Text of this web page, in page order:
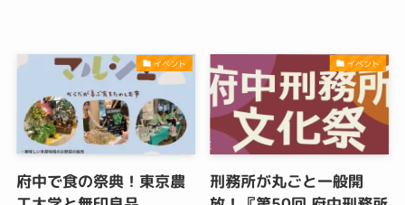
イベント
府中で食の祭典！東京農
イベント
刑務所が丸ごと一般開